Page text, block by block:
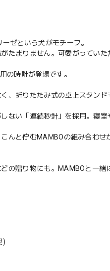
ゼという犬がモチーフ。
たまりません。可愛がっていた
の時計が登場です。
、折りたたみ式の卓上スタン
ない「連続秒針」を採用。寝
んと佇むMAMBOの組み合わ
の贈り物にも。MAMBOと一
)